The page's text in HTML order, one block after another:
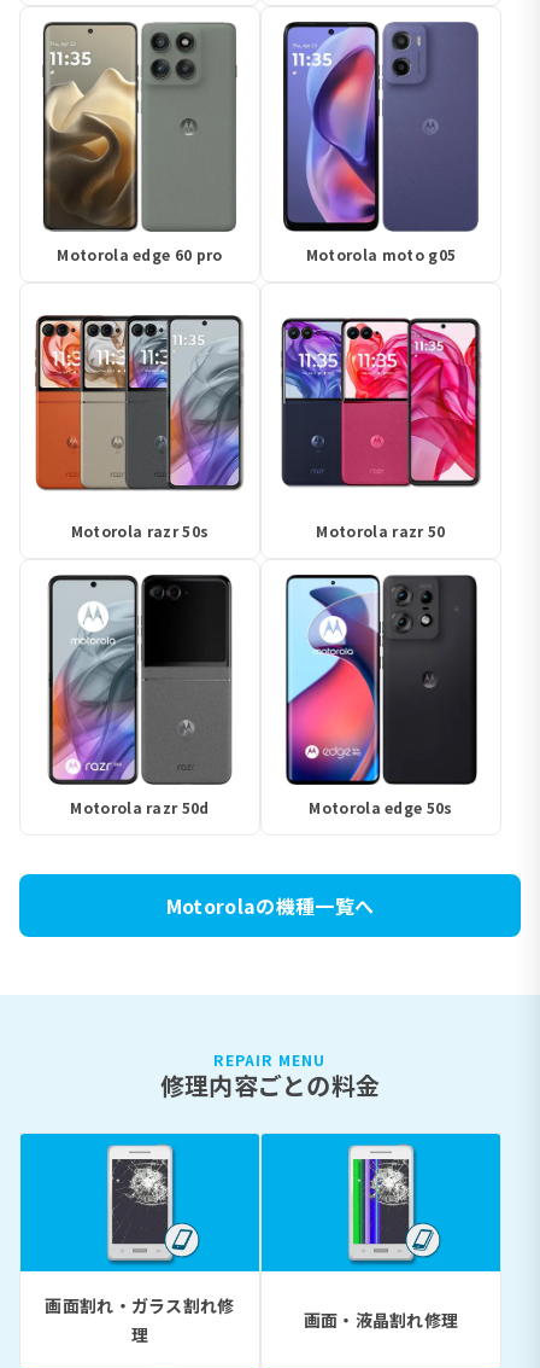
Motorola edge 60 pro Motorola moto g05
Motorola razr 50s Motorola razr 50
Motorola razr 50d Motorola edge 50s
Motorolaの機種一覧へ
REPAIR MENU
修理内容ごとの料金
画面割れ・ガラス割れ修
理
画面・液晶割れ修理